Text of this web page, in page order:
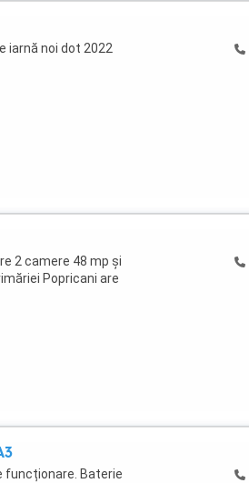
iarnă noi dot 2022
2 camere 48 mp și
Popricani are
funcționare. Baterie